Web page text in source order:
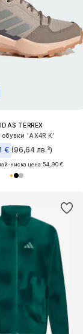
TERREX
'AX4R K'
€ (96,64 лв.³)
ниска цена:54,90 €